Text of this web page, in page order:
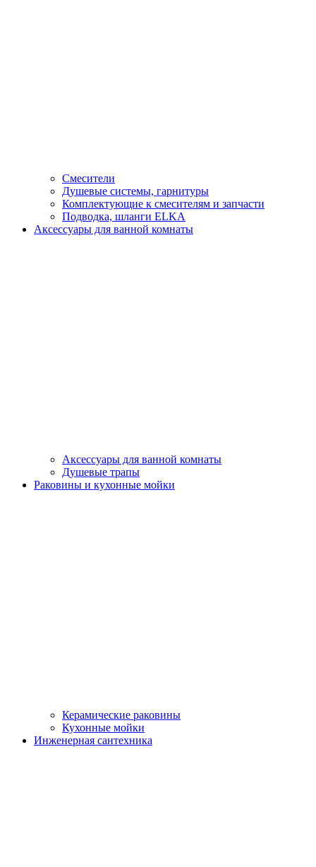
Смесители
Душевые системы, гарнитуры
Комплектующие к смесителям и запчасти
Подводка, шланги ELKA
Аксессуары для ванной комнаты
Аксессуары для ванной комнаты
Душевые трапы
Раковины и кухонные мойки
Керамические раковины
Кухонные мойки
Инженерная сантехника